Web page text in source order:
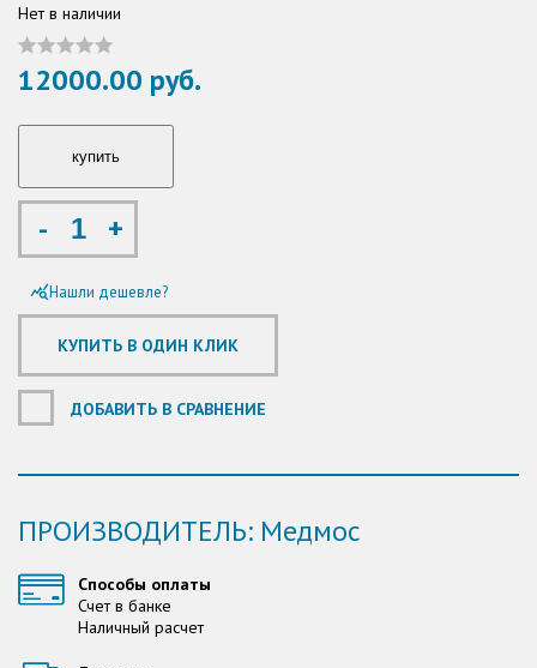
Нет в наличии
12000.00 руб.
- +
query_statsНашли дешевле?
ДОБАВИТЬ В СРАВНЕНИЕ
ПРОИЗВОДИТЕЛЬ: Медмос
Способы оплаты
Счет в банке
Наличный расчет